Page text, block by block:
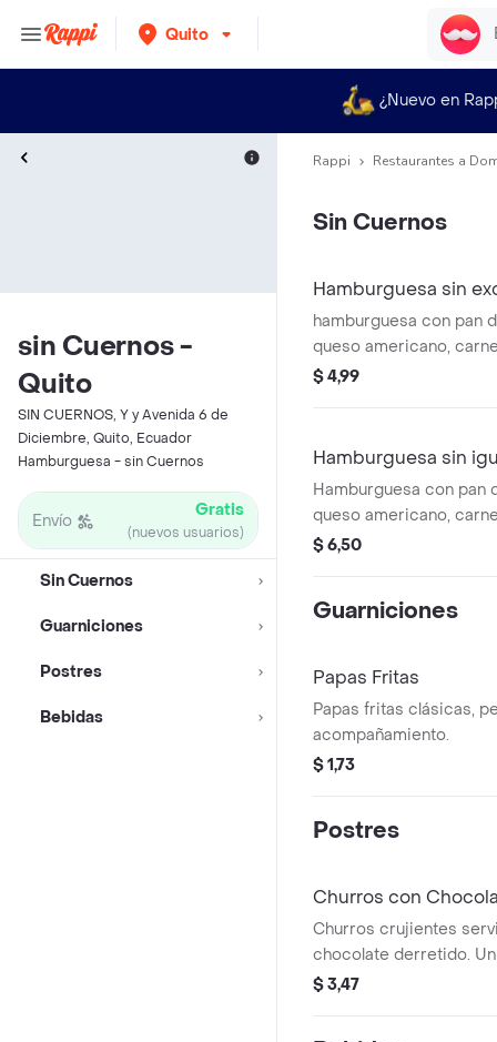
Quito
¿Nuevo en
sin Cuernos -
Quito
SIN CUERNOS, Y y Avenida 6 de
Diciembre, Quito, Ecuador
Hamburguesa - sin Cuernos
Envío Gratis
(nuevos usuarios)
Sin Cuernos
Guarniciones
Postres
Bebidas
Rappi Restaurantes a
Sin Cuernos
Hamburguesa sin
hamburguesa con pan
queso americano,
caramelizada con 2
$ 4,99
Hamburguesa sin
Hamburguesa con pan
queso americano,
beef, cebollas
$ 6,50
Guarniciones
Papas Fritas
Papas fritas clásicas,
acompañamiento.
$ 1,73
Postres
Churros con
Churros crujientes
chocolate derretido.
para disfrutar.
$ 3,47